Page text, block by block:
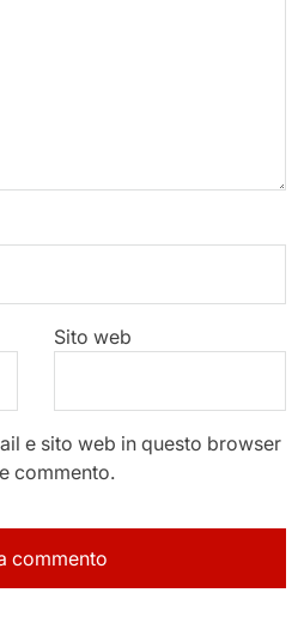
Sito web
e sito web in questo browser
commento.